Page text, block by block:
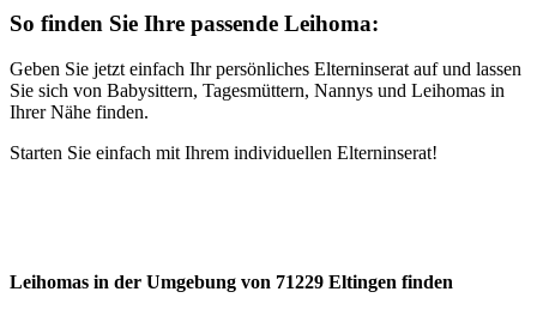
So finden Sie Ihre passende Leihoma:
Geben Sie jetzt einfach Ihr persönliches Elterninserat auf und lassen
Sie sich von Babysittern, Tagesmüttern, Nannys und Leihomas in
Ihrer Nähe finden.
Starten Sie einfach mit Ihrem individuellen Elterninserat!
Leihomas in der Umgebung von 71229 Eltingen finden